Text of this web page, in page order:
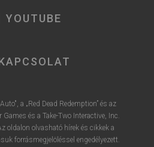
YOUTUBE
a „Red Dead Redemption” és az
és a Take-Two Interactive, Inc.
oldalon olvasható hírek és cikkek a
forrásmegjelöléssel engedélyezett.